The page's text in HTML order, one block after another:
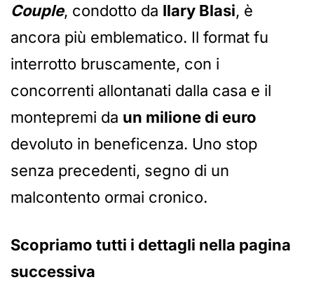
Couple, condotto da Ilary Blasi, è
ancora più emblematico. Il format fu
interrotto bruscamente, con i
concorrenti allontanati dalla casa e il
montepremi da un milione di euro
devoluto in beneficenza. Uno stop
senza precedenti, segno di un
malcontento ormai cronico.
Scopriamo tutti i dettagli nella pagina
successiva